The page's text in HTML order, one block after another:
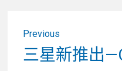
Previous
Previous
post:
三星新推出